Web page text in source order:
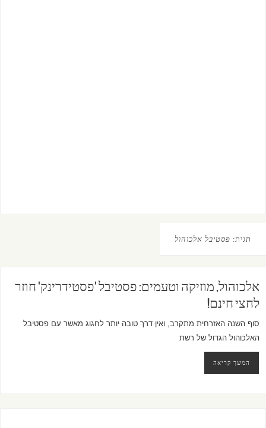
תגית: פסטיבל אלכוהול
אלכוהול, מוזיקה וטעמים: פסטיבל 'פסטידרינק' חוזר
לחצי חינם!
סוף השנה האזרחית מתקרב, ואין דרך טובה יותר לחגוג מאשר עם פסטיבל
האלכוהול הגדול של רשת
המשך קריאה